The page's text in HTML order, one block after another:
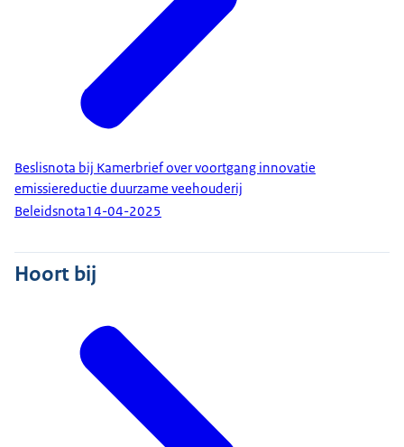
Beslisnota bij Kamerbrief over voortgang innovatie
emissiereductie duurzame veehouderij
Beleidsnota14-04-2025
Hoort bij